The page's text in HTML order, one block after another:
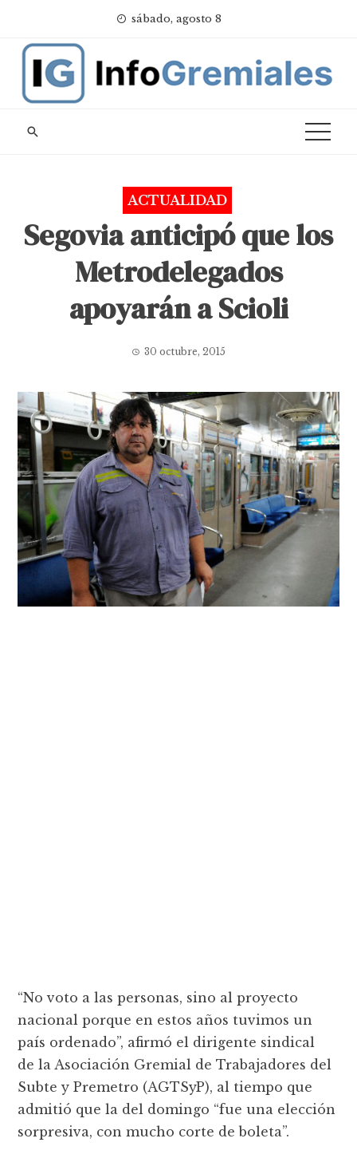
content
sábado, agosto 8
ACTUALIDAD
Segovia anticipó que los
Metrodelegados
apoyarán a Scioli
30 octubre, 2015
“No voto a las personas, sino al proyecto
nacional porque en estos años tuvimos un
país ordenado”, afirmó el dirigente sindical
de la Asociación Gremial de Trabajadores del
Subte y Premetro (AGTSyP), al tiempo que
admitió que la del domingo “fue una elección
sorpresiva, con mucho corte de boleta”.